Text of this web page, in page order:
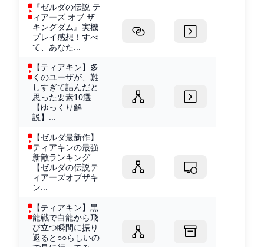
『ゼルダの伝説 テ
ィアーズ オブ ザ
キングダム』実機
プレイ感想！すべ
て、あなた...
【ティアキン】多
くのユーザが、難
しすぎて詰んだと
思った要素10選
【ゆっくり解
説】...
【ゼルダ最新作】
ティアキンの最強
新敵ランキング
【ゼルダの伝説テ
ィアーズオブザキ
ン...
【ティアキン】黒
龍戦で白龍から飛
び立つ瞬間に振り
返ると○○らしいの